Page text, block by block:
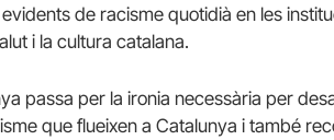
de racisme quotidià en les
i la cultura catalana.
passa per la ironia necessària per
que flueixen a Catalunya i també